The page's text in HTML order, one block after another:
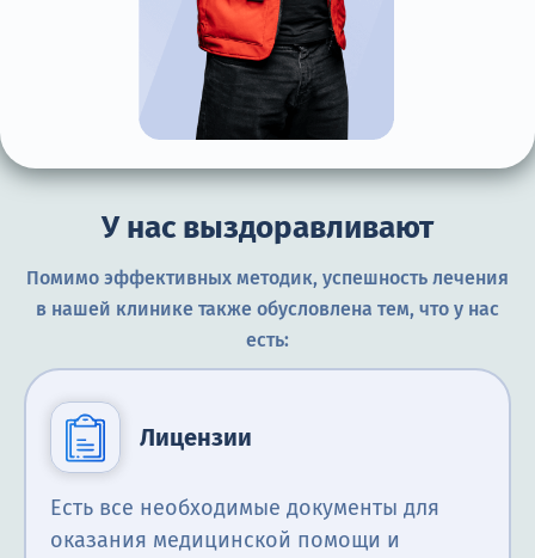
У нас выздоравливают
Помимо эффективных методик, успешность лечения
в нашей клинике также обусловлена тем, что у нас
есть:
Лицензии
Есть все необходимые документы для
оказания медицинской помощи и